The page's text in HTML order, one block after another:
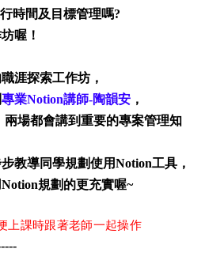
時間及目標管理嗎?
喔！
涯探索工作坊，
專業Notion講師-陶韻安 ，
場都會講到重要的專案管理知
教導同學規劃使用Notion工具，
規劃的更充實喔~
上課時跟著老師一起操作